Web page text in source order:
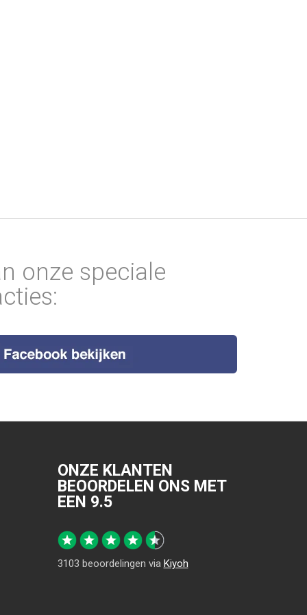
onze speciale
ONZE KLANTEN
BEOORDELEN ONS MET
EEN 9.5
3103 beoordelingen via Kiyoh